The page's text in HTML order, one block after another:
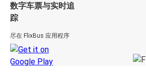
数字车票与实时追
踪
尽在 FlixBus 应用程序